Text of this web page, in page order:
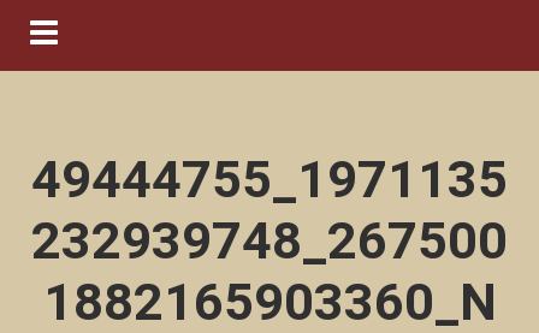
Navigation ein-/ausblenden
49444755_1971135
232939748_267500
1882165903360_N